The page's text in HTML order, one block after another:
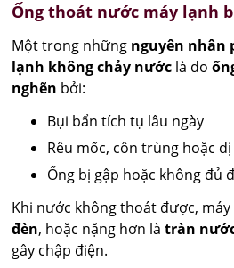
Ống thoát nước máy lạnh
Một trong những nguyên nhân
lạnh không chảy nước là do
nghẽn bởi:
Bụi bẩn tích tụ lâu ngày
Rêu mốc, côn trùng hoặc
Ống bị gập hoặc không đủ
Khi nước không thoát được,
đèn, hoặc nặng hơn làtràn
gây chập điện.